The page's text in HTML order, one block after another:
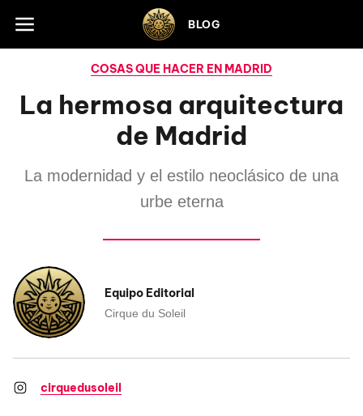
Skip to footer BLOG
COSAS QUE HACER EN MADRID
La hermosa arquitectura
de Madrid
La modernidad y el estilo neoclásico de una
urbe eterna
Equipo Editorial
Cirque du Soleil
cirquedusoleil